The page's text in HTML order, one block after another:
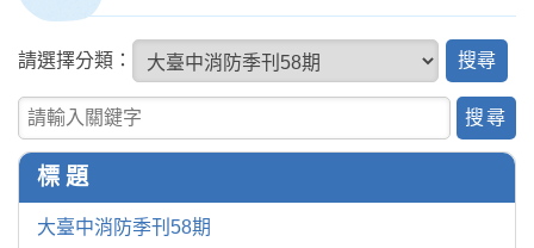
請選擇分類：
關鍵字查詢
標 題
大臺中消防季刊58期